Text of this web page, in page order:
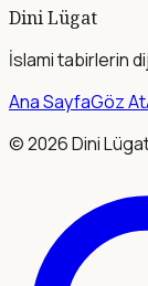
Dini Lügat
İslami tabirlerin
Ana SayfaGöz At
©2026Dini